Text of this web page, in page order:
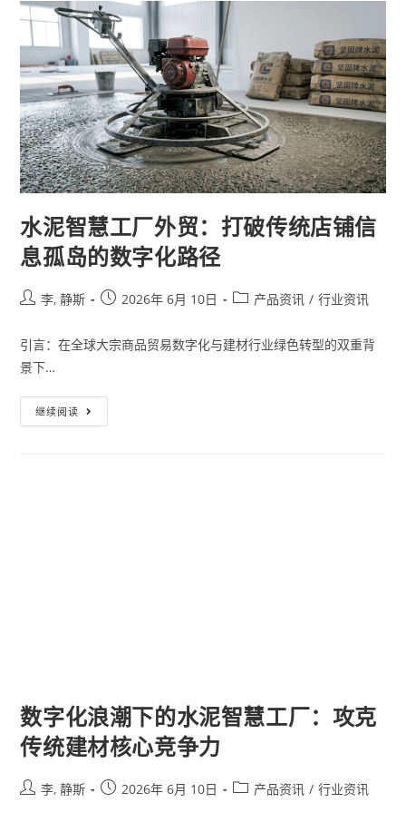
水泥智慧工厂外贸：打破传统店铺信
息孤岛的数字化路径
李, 静斯 2026年 6月 10日 产品资讯 / 行业资讯
引言：在全球大宗商品贸易数字化与建材行业绿色转型的双重背
景下…
继续阅读
数字化浪潮下的水泥智慧工厂：攻克
传统建材核心竞争力
李, 静斯 2026年 6月 10日 产品资讯 / 行业资讯